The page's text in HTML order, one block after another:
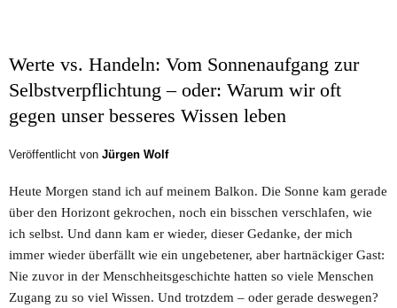
Werte vs. Handeln: Vom Sonnenaufgang zur
Selbstverpflichtung – oder: Warum wir oft
gegen unser besseres Wissen leben
Veröffentlicht von Jürgen Wolf
Heute Morgen stand ich auf meinem Balkon. Die Sonne kam gerade
über den Horizont gekrochen, noch ein bisschen verschlafen, wie
ich selbst. Und dann kam er wieder, dieser Gedanke, der mich
immer wieder überfällt wie ein ungebetener, aber hartnäckiger Gast:
Nie zuvor in der Menschheitsgeschichte hatten so viele Menschen
Zugang zu so viel Wissen. Und trotzdem – oder gerade deswegen?